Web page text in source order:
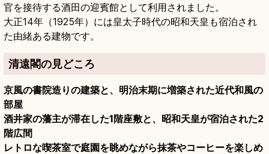
官を接待する酒田の迎賓館として利用されました。
大正14年（1925年）には皇太子時代の昭和天皇も宿泊され
た由緒ある建物です。
清遠閣の見どころ
京風の書院造りの建築と、明治末期に増築された近代和風の
部屋
酒井家の藩主が滞在した1階座敷と、昭和天皇が宿泊された2
階広間
レトロな喫茶室で庭園を眺めながら抹茶やコーヒーを楽しめ